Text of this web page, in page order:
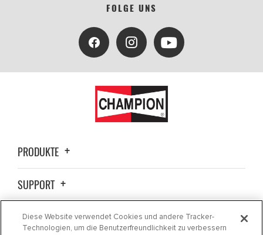
FOLGE UNS
PRODUKTE
SUPPORT
ALLGEMEINE INFORMATIONEN
Diese Website verwendet Cookies und andere Tracker-
Technologien, um die Benutzerfreundlichkeit zu verbessern